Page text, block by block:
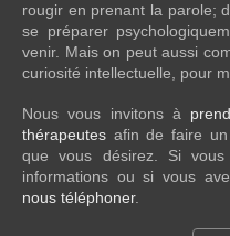
rougir en prenant la parole;
se préparer
venir. Mais on peut aussi
curiosité intellectuelle, pour
Nous vous invitons à
thérapeutes afin de faire
que vous désirez. Si
informations ou si vous
nous téléphoner.